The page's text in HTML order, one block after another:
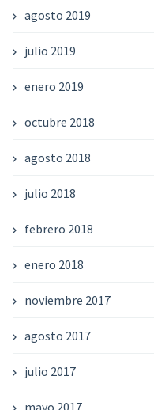
agosto 2019
julio 2019
enero 2019
octubre 2018
agosto 2018
julio 2018
febrero 2018
enero 2018
noviembre 2017
agosto 2017
julio 2017